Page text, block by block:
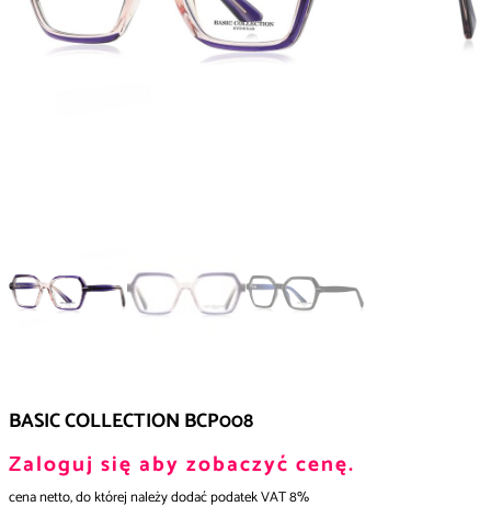
BASIC COLLECTION BCP008
Zaloguj się aby zobaczyć cenę.
cena netto, do której należy dodać podatek VAT 8%